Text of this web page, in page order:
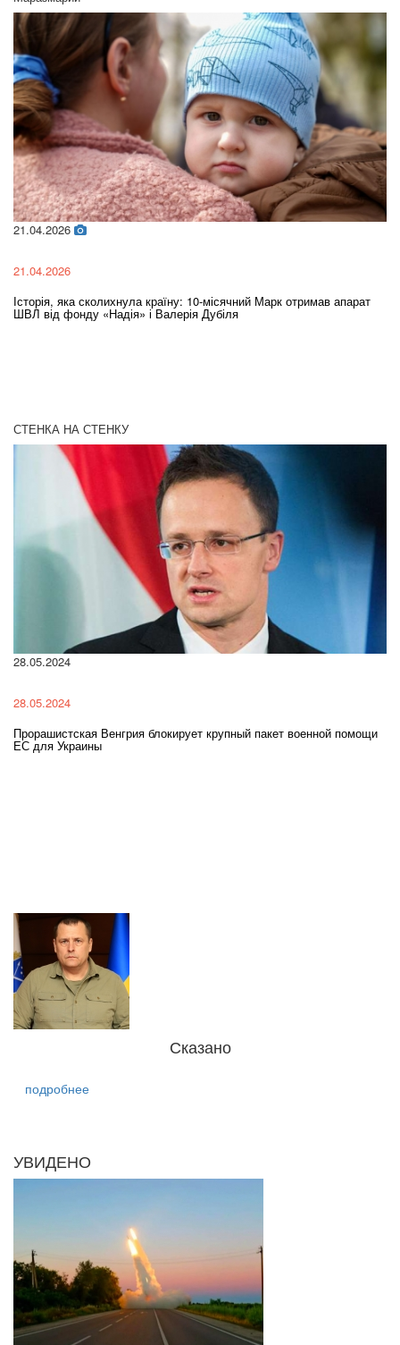
21.04.2026
21.04.2026
Історія, яка сколихнула країну: 10-місячний Марк отримав апарат
ШВЛ від фонду «Надія» і Валерія Дубіля
СТЕНКА НА СТЕНКУ
28.05.2024
28.05.2024
Прорашистская Венгрия блокирует крупный пакет военной помощи
ЕС для Украины
Сказано
подробнее
УВИДЕНО